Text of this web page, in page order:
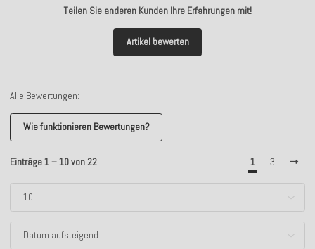
Teilen Sie anderen Kunden Ihre Erfahrungen mit!
Artikel bewerten
Alle Bewertungen:
Wie funktionieren Bewertungen?
Einträge 1 – 10 von 22 1 3